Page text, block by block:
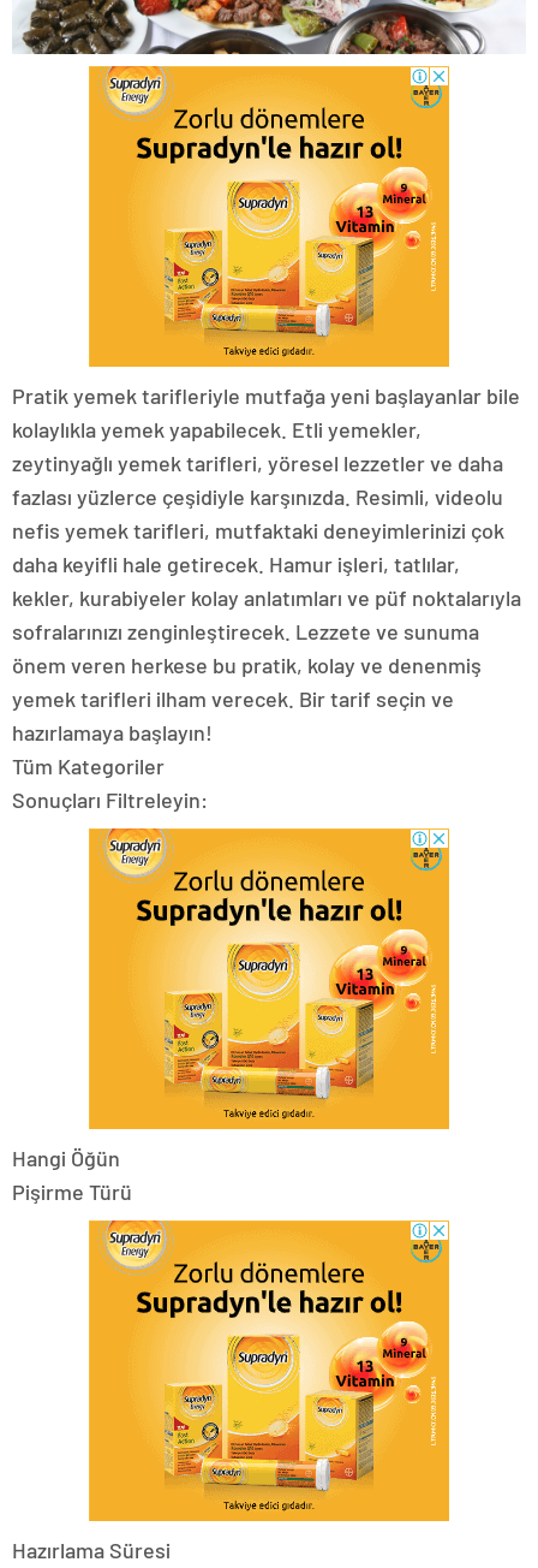
Pratik yemek tarifleriyle mutfağa yeni başlayanlar bile
kolaylıkla yemek yapabilecek. Etli yemekler,
zeytinyağlı yemek tarifleri, yöresel lezzetler ve daha
fazlası yüzlerce çeşidiyle karşınızda. Resimli, videolu
nefis yemek tarifleri, mutfaktaki deneyimlerinizi çok
daha keyifli hale getirecek. Hamur işleri, tatlılar,
kekler, kurabiyeler kolay anlatımları ve püf noktalarıyla
sofralarınızı zenginleştirecek. Lezzete ve sunuma
önem veren herkese bu pratik, kolay ve denenmiş
yemek tarifleri ilham verecek. Bir tarif seçin ve
hazırlamaya başlayın!
Tüm Kategoriler
Sonuçları Filtreleyin:
Hangi Öğün
Pişirme Türü
Hazırlama Süresi